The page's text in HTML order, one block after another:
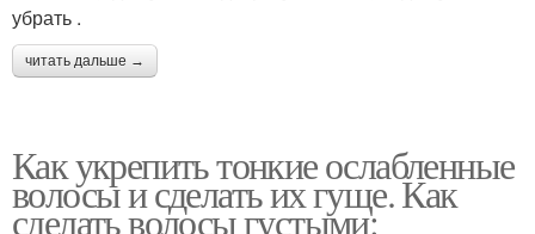
убрать .
читать дальше →
Как укрепить тонкие ослабленные
волосы и сделать их гуще. Как
сделать волосы густыми: